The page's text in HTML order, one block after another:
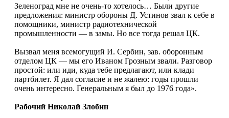
Зеленоград мне не очень-то хотелось… Были другие
предложения: министр обороны Д. Устинов звал к себе в
помощники, министр радиотехнической
промышленности — в замы. Но все тогда решал ЦК.
Вызвал меня всемогущий И. Сербин, зав. оборонным
отделом ЦК — мы его Иваном Грозным звали. Разговор
простой: или иди, куда тебе предлагают, или клади
партбилет. Я дал согласие и не жалею: годы прошли
очень интересно. Генеральным я был до 1976 года».
Рабочий Николай Злобин